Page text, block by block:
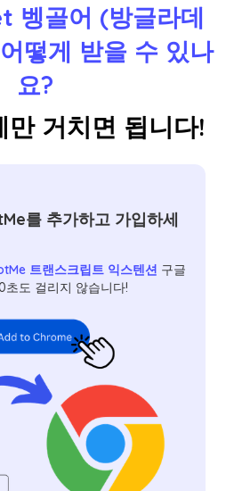
벵골어 (방글라데
떻게 받을 수 있나
요?
만 거치면 됩니다!
를 추가하고 가입하세
트랜스크립트 익스텐션 구글
초도 걸리지 않습니다!